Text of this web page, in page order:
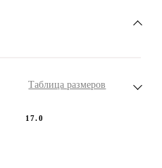
Таблица размеров
17.0